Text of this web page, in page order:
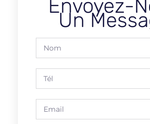
Envoyez-
Un